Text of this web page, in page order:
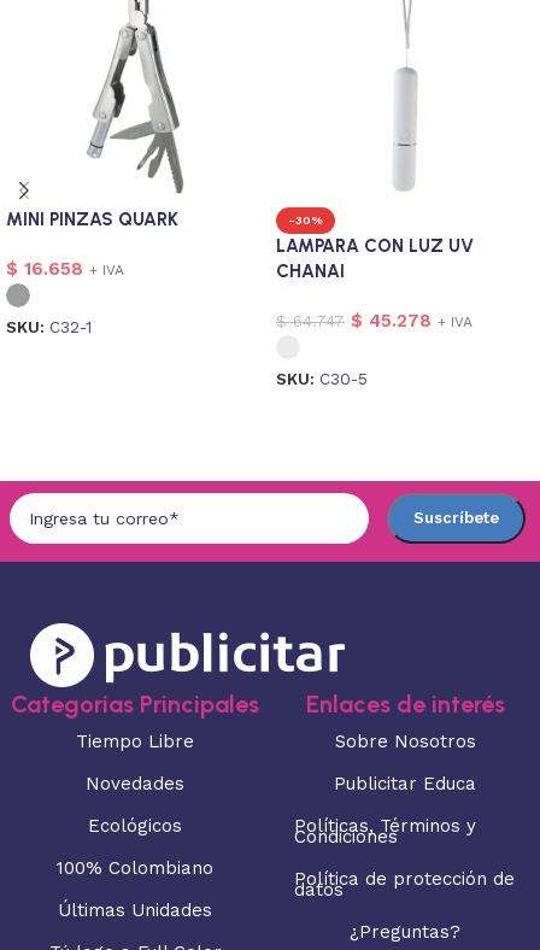
MINI PINZAS QUARK
$ 16.658 + IVA
SKU: C32-1
-30%
LAMPARA CON LUZ UV
CHANAI
$64.747 $ 45.278 + IVA
SKU: C30-5
Categorias Principales
Tiempo Libre
Novedades
Ecológicos
100% Colombiano
Últimas Unidades
Enlaces de interés
Sobre Nosotros
Publicitar Educa
Políticas, Términos y
Condiciones
Política de protección de
datos
¿Preguntas?